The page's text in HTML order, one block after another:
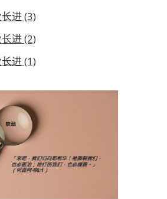
进 (3)
进 (2)
进 (1)